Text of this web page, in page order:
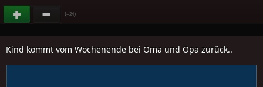
(+24)
Kind kommt vom Wochenende bei Oma und Opa zurück..